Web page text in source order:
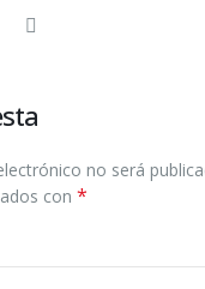
no será
con *